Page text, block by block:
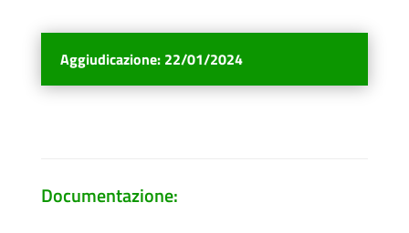
Aggiudicazione: 22/01/2024
Documentazione: